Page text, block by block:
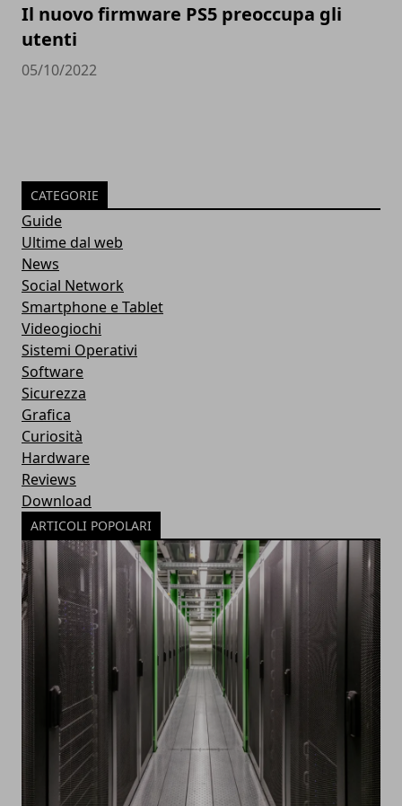
Il nuovo firmware PS5 preoccupa gli
utenti
05/10/2022
CATEGORIE
Guide
Ultime dal web
News
Social Network
Smartphone e Tablet
Videogiochi
Sistemi Operativi
Software
Sicurezza
Grafica
Curiosità
Hardware
Reviews
Download
ARTICOLI POPOLARI